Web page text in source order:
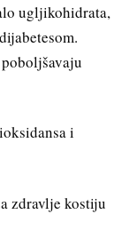
ugljikohidrata,
i
zdravlje kostiju